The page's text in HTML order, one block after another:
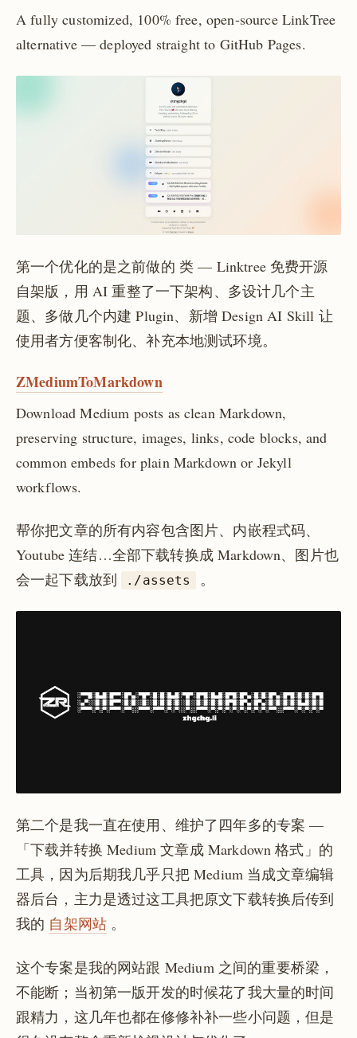
A fully customized, 100% free, open-source LinkTree
alternative — deployed straight to GitHub Pages.
第一个优化的是之前做的 类 — Linktree 免费开源
自架版，用 AI 重整了一下架构、多设计几个主
题、多做几个内建 Plugin、新增 Design AI Skill 让
使用者方便客制化、补充本地测试环境。
ZMediumToMarkdown
Download Medium posts as clean Markdown,
preserving structure, images, links, code blocks, and
common embeds for plain Markdown or Jekyll
workflows.
帮你把文章的所有内容包含图片、内嵌程式码、
Youtube 连结…全部下载转换成 Markdown、图片也
会一起下载放到
./assets 。
第二个是我一直在使用、维护了四年多的专案 —
「下载并转换 Medium 文章成 Markdown 格式」的
工具，因为后期我几乎只把 Medium 当成文章编辑
器后台，主力是透过这工具把原文下载转换后传到
我的 自架网站 。
这个专案是我的网站跟 Medium 之间的重要桥梁，
不能断；当初第一版开发的时候花了我大量的时间
跟精力，这几年也都在修修补补一些小问题，但是